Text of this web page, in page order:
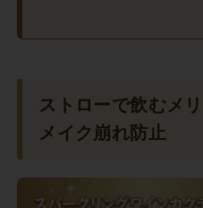
ストローで飲むメ
メイク崩れ防止